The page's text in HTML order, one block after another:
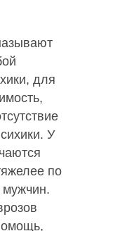
для
У
по
мужчин.